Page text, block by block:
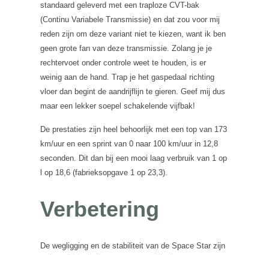
standaard geleverd met een traploze CVT-bak
(Continu Variabele Transmissie) en dat zou voor mij
reden zijn om deze variant niet te kiezen, want ik ben
geen grote fan van deze transmissie. Zolang je je
rechtervoet onder controle weet te houden, is er
weinig aan de hand. Trap je het gaspedaal richting
vloer dan begint de aandrijflijn te gieren. Geef mij dus
maar een lekker soepel schakelende vijfbak!
De prestaties zijn heel behoorlijk met een top van 173
km/uur en een sprint van 0 naar 100 km/uur in 12,8
seconden. Dit dan bij een mooi laag verbruik van 1 op
l op 18,6 (fabrieksopgave 1 op 23,3).
Verbetering
De wegligging en de stabiliteit van de Space Star zijn